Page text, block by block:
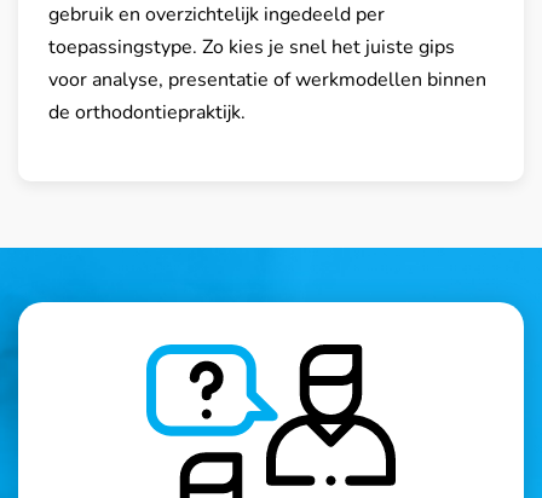
gebruik en overzichtelijk ingedeeld per
toepassingstype. Zo kies je snel het juiste gips
voor analyse, presentatie of werkmodellen binnen
de orthodontiepraktijk.